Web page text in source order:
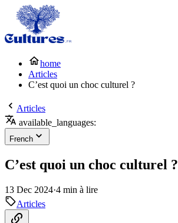
home
Articles
C’est quoi un choc culturel ?
Articles
available_languages:
French
C’est quoi un choc culturel ?
13 Dec 2024·4 min à lire
Articles